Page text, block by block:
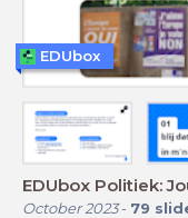
EDUbox Politiek:
October 2023- 79
EDUbox